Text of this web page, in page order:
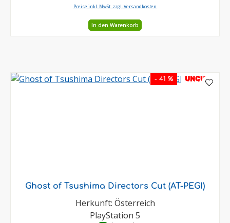
Preise inkl. MwSt. zzgl. Versandkosten
In den Warenkorb
- 41 % UNCUT
Ghost of Tsushima Directors Cut (AT-PEGI)
Herkunft: Österreich
PlayStation 5